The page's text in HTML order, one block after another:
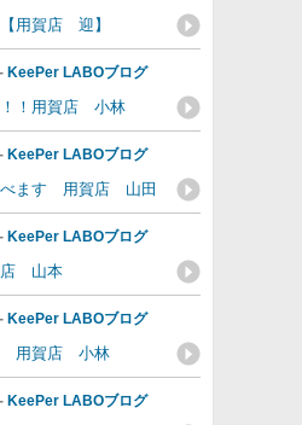
用賀店 迎】
- KeePer LABOブログ
！！用賀店 小林
- KeePer LABOブログ
べます 用賀店 山田
- KeePer LABOブログ
店 山本
- KeePer LABOブログ
用賀店 小林
- KeePer LABOブログ